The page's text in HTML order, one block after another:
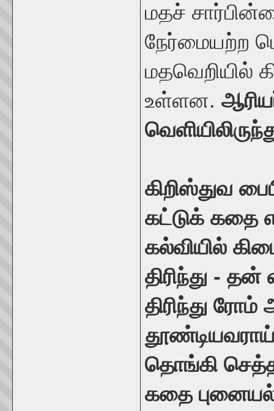
மதச்
நேர்மையற்ற
மதவெறியில்
உள்ளன.
கிறிஸ்துவ
கட்டுக் கதை
கல்வியில்
திரிந்து -
திரிந்து
தொங்கி
கதை